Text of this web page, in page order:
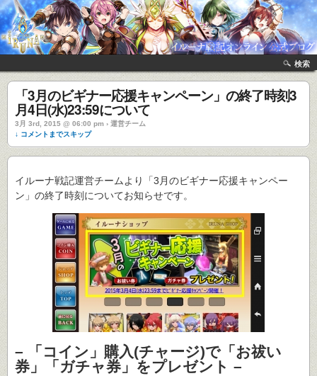
検索
「3月のビギナー応援キャンペーン」の終了時刻3
月4日(水)23:59について
3月 3rd, 2015 @ 06:00 pm › 運営チーム
↓ コメントまでスキップ
イルーナ戦記運営チームより「3月のビギナー応援キャンペー
ン」の終了時刻についてお知らせです。
– 「コイン」購入(チャージ)で「お祓い
券」「ガチャ券」をプレゼント –